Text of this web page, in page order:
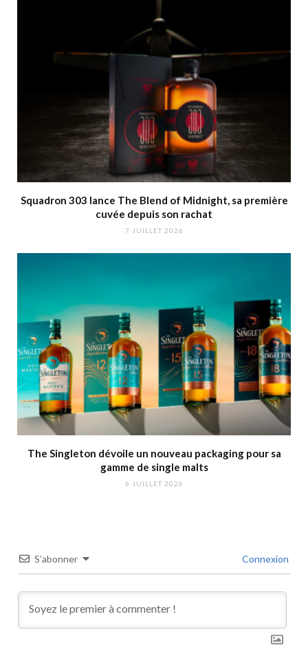
Squadron 303 lance The Blend of Midnight, sa première
cuvée depuis son rachat
7 JUILLET 2026
The Singleton dévoile un nouveau packaging pour sa
gamme de single malts
6 JUILLET 2026
S’abonner Connexion